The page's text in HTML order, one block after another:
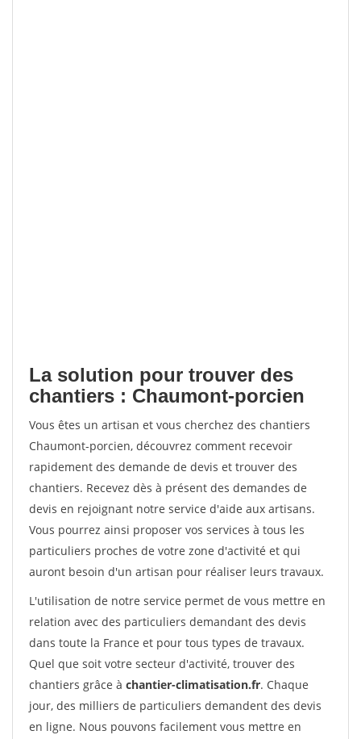
La solution pour trouver des
chantiers : Chaumont-porcien
Vous êtes un artisan et vous cherchez des chantiers
Chaumont-porcien, découvrez comment recevoir
rapidement des demande de devis et trouver des
chantiers. Recevez dès à présent des demandes de
devis en rejoignant notre service d'aide aux artisans.
Vous pourrez ainsi proposer vos services à tous les
particuliers proches de votre zone d'activité et qui
auront besoin d'un artisan pour réaliser leurs travaux.
L'utilisation de notre service permet de vous mettre en
relation avec des particuliers demandant des devis
dans toute la France et pour tous types de travaux.
Quel que soit votre secteur d'activité, trouver des
chantiers grâce à chantier-climatisation.fr. Chaque
jour, des milliers de particuliers demandent des devis
en ligne. Nous pouvons facilement vous mettre en